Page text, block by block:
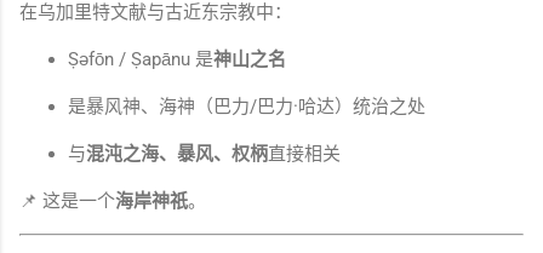
在乌加里特文献与古近东宗教中：
Ṣəfōn / Ṣapānu 是神山之名
是暴风神、海神（巴力/巴力·哈达）统治之处
与混沌之海、暴风、权柄直接相关
📌 这是一个海岸神祇。